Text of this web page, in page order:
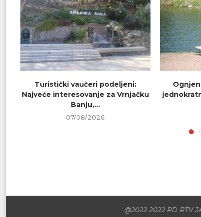
Turistički vaučeri podeljeni:
Najveće interesovanje za Vrnjačku
Banju,...
07/08/2026
@2022 2022 PD RTV